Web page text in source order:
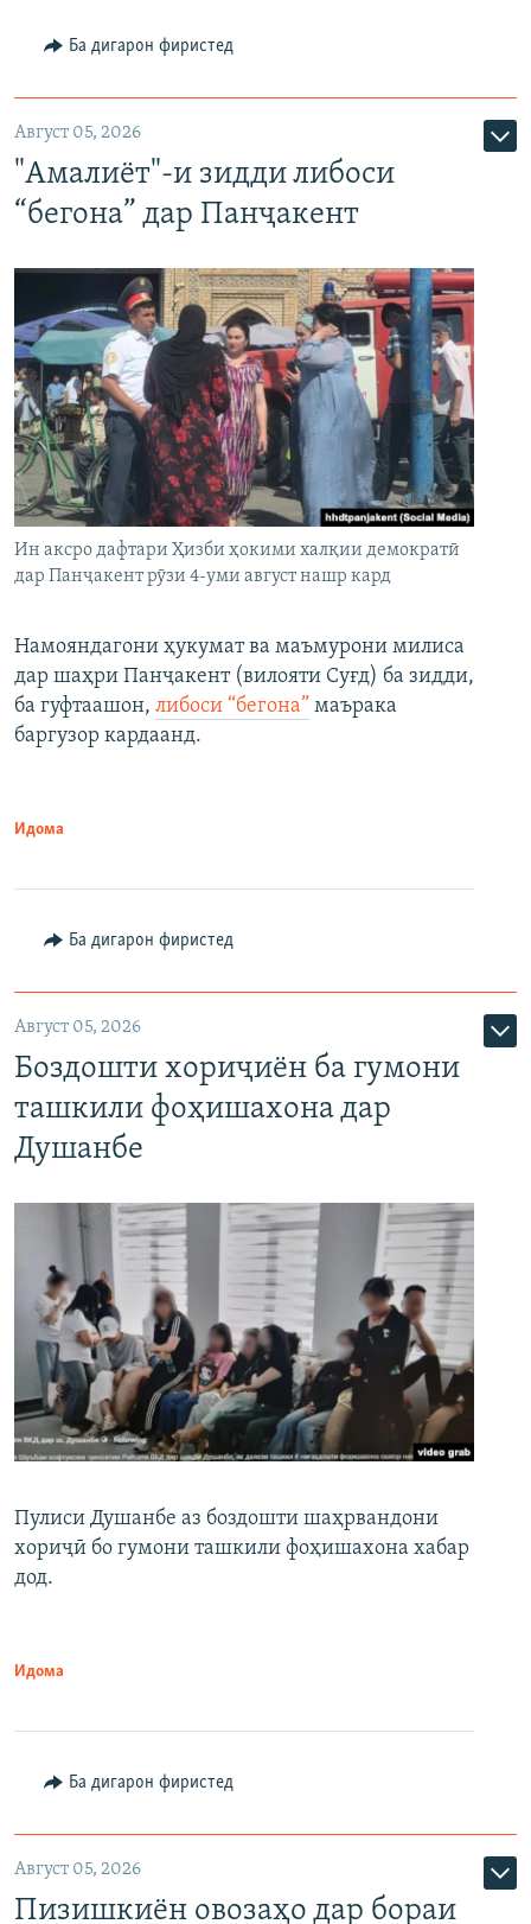
Ба дигарон фиристед
Август 05, 2026
"Амалиёт"-и зидди либоси
“бегона” дар Панҷакент
Ин аксро дафтари Ҳизби ҳокими халқии демократӣ
дар Панҷакент рӯзи 4-уми август нашр кард
Намояндагони ҳукумат ва маъмурони милиса
дар шаҳри Панҷакент (вилояти Суғд) ба зидди,
ба гуфтаашон, либоси “бегона” маърака
баргузор кардаанд.
Идома
Ба дигарон фиристед
Август 05, 2026
Боздошти хориҷиён ба гумони
ташкили фоҳишахона дар
Душанбе
Пулиси Душанбе аз боздошти шаҳрвандони
хориҷӣ бо гумони ташкили фоҳишахона хабар
дод.
Идома
Ба дигарон фиристед
Август 05, 2026
Пизишкиён овозаҳо дар бораи